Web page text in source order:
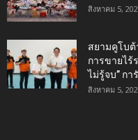
สิงหาคม 5,
สยามคูโบต้
การขายไร้
ไม่รู้จบ” ก
สิงหาคม 5,